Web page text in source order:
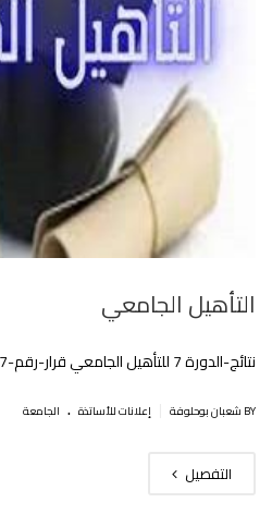
التأهيل الجامعي
نتائج-الدورة 7 للتأهيل الجامعي قرار-رقم-707-14-7-2025
BY شعبان بوحلوفة إعلانات للأساتذة . الجامعة
التفصيل